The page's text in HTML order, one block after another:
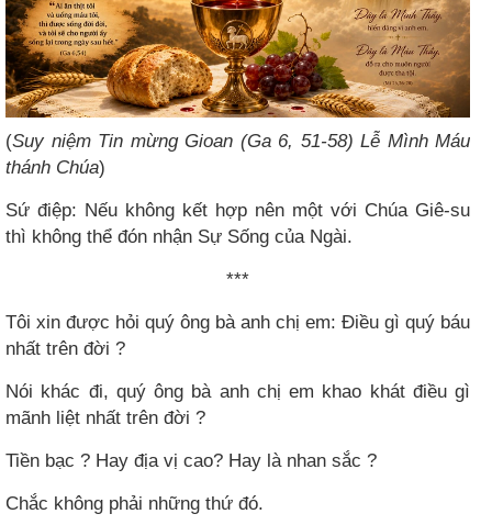
(Suy niệm Tin mừng Gioan (Ga 6, 51-58) Lễ Mình Máu
thánh Chúa)
Sứ điệp: Nếu không kết hợp nên một với Chúa Giê-su
thì không thể đón nhận Sự Sống của Ngài.
***
Tôi xin được hỏi quý ông bà anh chị em: Điều gì quý báu
nhất trên đời ?
Nói khác đi, quý ông bà anh chị em khao khát điều gì
mãnh liệt nhất trên đời ?
Tiền bạc ? Hay địa vị cao? Hay là nhan sắc ?
Chắc không phải những thứ đó.